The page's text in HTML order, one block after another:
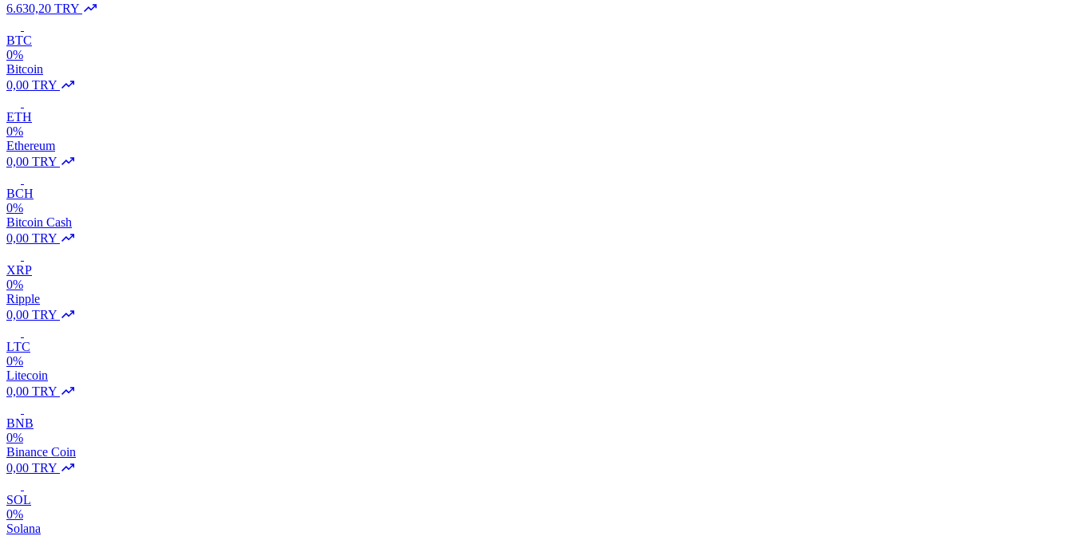
6.630,20 TRY
BTC
0%
Bitcoin
0,00 TRY
ETH
0%
Ethereum
0,00 TRY
BCH
0%
Bitcoin Cash
0,00 TRY
XRP
0%
Ripple
0,00 TRY
LTC
0%
Litecoin
0,00 TRY
BNB
0%
Binance Coin
0,00 TRY
SOL
0%
Solana